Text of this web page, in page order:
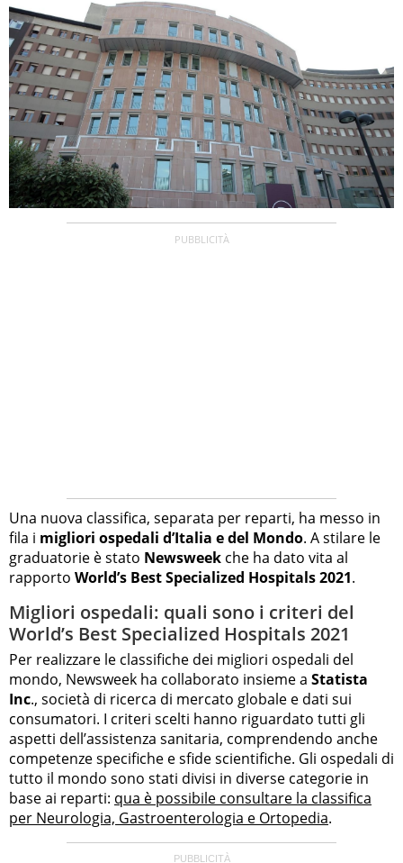
Una nuova classifica, separata per reparti, ha messo in
fila i migliori ospedali d’Italia e del Mondo. A stilare le
graduatorie è stato Newsweek che ha dato vita al
rapporto World’s Best Specialized Hospitals 2021.
Migliori ospedali: quali sono i criteri del
World’s Best Specialized Hospitals 2021
Per realizzare le classifiche dei migliori ospedali del
mondo, Newsweek ha collaborato insieme a Statista
Inc., società di ricerca di mercato globale e dati sui
consumatori. I criteri scelti hanno riguardato tutti gli
aspetti dell’assistenza sanitaria, comprendendo anche
competenze specifiche e sfide scientifiche. Gli ospedali di
tutto il mondo sono stati divisi in diverse categorie in
base ai reparti: qua è possibile consultare la classifica
per Neurologia, Gastroenterologia e Ortopedia.